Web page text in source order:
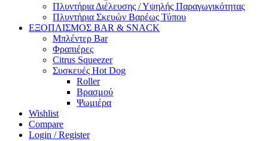
Πλυντήρια Διέλευσης / Υψηλής Παραγωγικότητας
Πλυντήρια Σκευών Βαρέως Τύπου
ΕΞΟΠΛΙΣΜΟΣ BAR & SNACK
Μπλέντερ Bar
Φραπιέρες
Citrus Squeezer
Συσκευές Hot Dog
Roller
Βρασμού
Ψωμιέρα
Wishlist
Compare
Login / Register